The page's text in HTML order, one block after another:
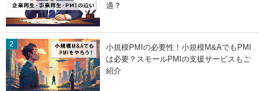
適？
小規模PMIの必要性！小規模M&AでもPMI
は必要？スモールPMIの支援サービスもご
紹介